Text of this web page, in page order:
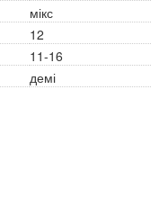
мікс
12
11-16
демі